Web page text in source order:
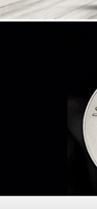
คม
กินดีอยู่ดี
างยั่งยืน
พกว้าง
จุดเล็กๆ